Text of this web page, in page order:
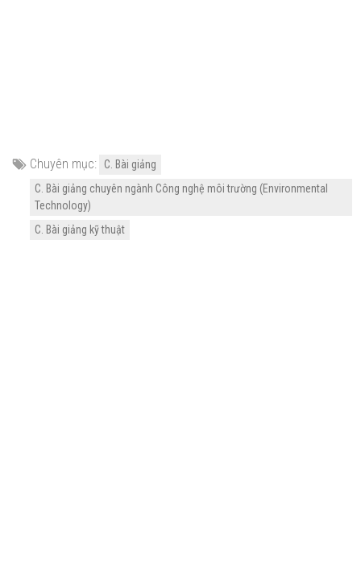
Chuyên mục:
C. Bài giảng
C. Bài giảng chuyên ngành Công nghệ môi trường (Environmental
Technology)
C. Bài giảng kỹ thuật